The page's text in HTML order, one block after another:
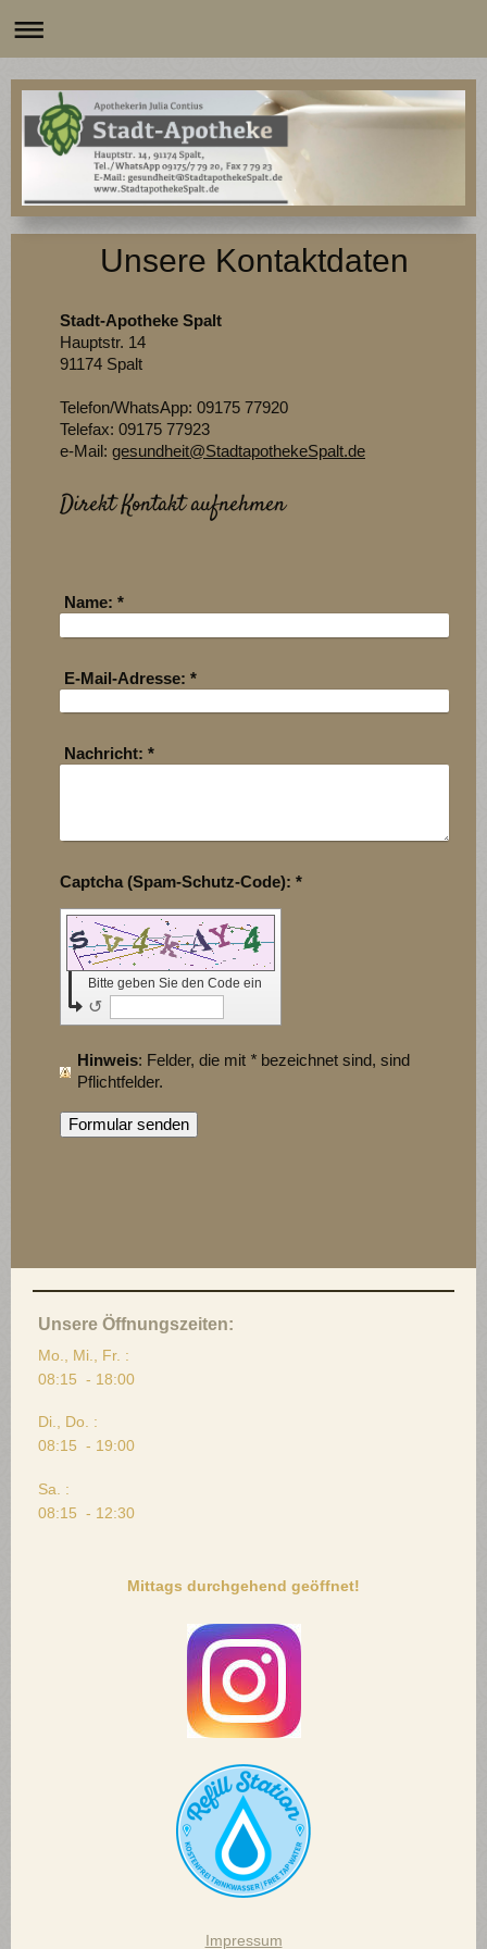
Unsere Kontaktdaten
Stadt-Apotheke Spalt
Hauptstr. 14
91174 Spalt
Telefon/WhatsApp: 09175 77920
Telefax: 09175 77923
e-Mail: gesundheit@StadtapothekeSpalt.de
Direkt Kontakt aufnehmen
Name: *
E-Mail-Adresse: *
Nachricht: *
Captcha (Spam-Schutz-Code): *
Bitte geben Sie den Code ein
↺
Hinweis : Felder, die mit * bezeichnet sind, sind
Pflichtfelder.
Unsere Öffnungszeiten:
Mo., Mi., Fr. :
08:15 - 18:00
Di., Do. :
08:15 - 19:00
Sa. :
08:15 - 12:30
Mittags durchgehend geöffnet!
Impressum